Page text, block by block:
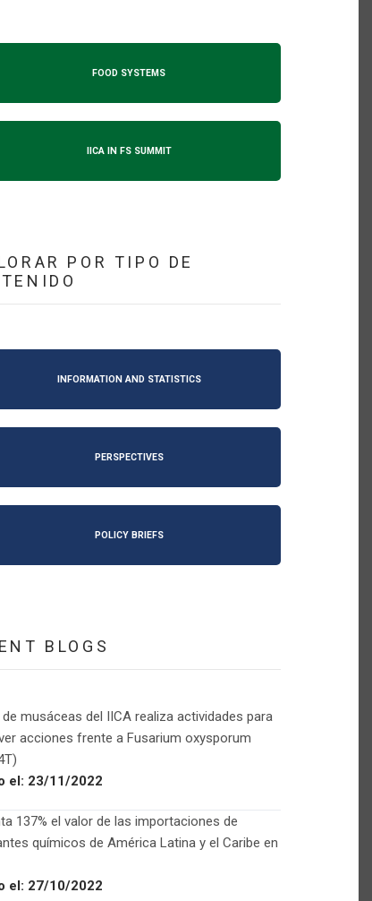
FOOD SYSTEMS
IICA IN FS SUMMIT
POR TIPO DE
INFORMATION AND STATISTICS
PERSPECTIVES
POLICY BRIEFS
BLOGS
de musáceas del IICA realiza actividades para
acciones frente a Fusarium oxysporum
el: 23/11/2022
137% el valor de las importaciones de
químicos de América Latina y el Caribe en
el: 27/10/2022